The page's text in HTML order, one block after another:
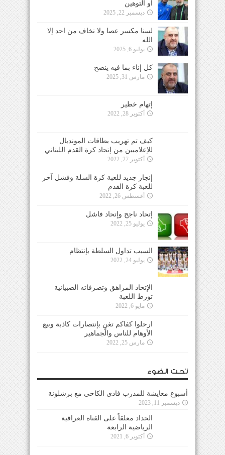
أو التوهين
ديسمبر 22, 2025
لسنا مكسر عصا ولا نخاف من احد إلا
الله
يوليو 6, 2025
كل إناء بما فيه ينضح
مارس 31, 2025
إتهام خطير
أكتوبر 28, 2022
كيف تم تهريب بطاقات المونديال
للإعلاميين من إتحاد كرة القدم اللبناني
أكتوبر 27, 2022
إنجاز جديد للعبة كرة السلة وفشل آخر
للعبة كرة القدم
أغسطس 26, 2022
إتحاد ناجح وإتحاد فاشل
يوليو 25, 2022
السبب تداول السلطة بإنتظام
يوليو 24, 2022
الإتحاد المراهق وتصرفاته الصبيانية
تورط اللعبة
مايو 6, 2022
ارحلوا كفاكم تغنٍ بإنتصارات كاذبة وبيع
الأوهام للناس والجماهير
مارس 25, 2022
تحت الضوء
أسبوع معايشة للمدرب فادي الكاخي مع برشلونة
ديسمبر 11, 2023
الحداد معلقاً على القناة العراقية
الرياضية الرابعة
أكتوبر 6, 2021